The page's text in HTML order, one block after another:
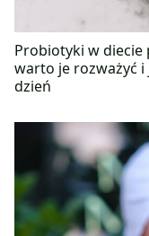
Probiotyki w diecie
warto je rozważyć
dzień